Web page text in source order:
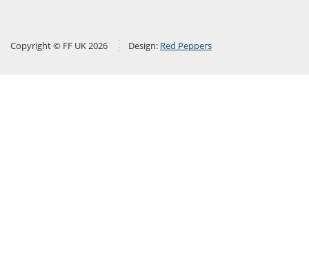
Copyright © FF UK 2026 Design: Red Peppers